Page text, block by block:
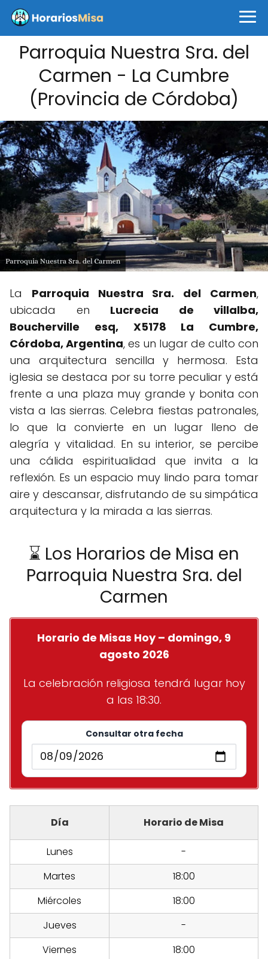
Parroquia Nuestra Sra. del
Carmen - La Cumbre
(Provincia de Córdoba)
La Parroquia Nuestra Sra. del Carmen,
ubicada en Lucrecia de villalba,
Boucherville esq, X5178 La Cumbre,
Córdoba, Argentina, es un lugar de culto con
una arquitectura sencilla y hermosa. Esta
iglesia se destaca por su torre peculiar y está
frente a una plaza muy grande y bonita con
vista a las sierras. Celebra fiestas patronales,
lo que la convierte en un lugar lleno de
alegría y vitalidad. En su interior, se percibe
una cálida espiritualidad que invita a la
reflexión. Es un espacio muy lindo para tomar
aire y descansar, disfrutando de su simpática
arquitectura y la mirada a las sierras.
⌛ Los Horarios de Misa en
Parroquia Nuestra Sra. del
Carmen
Horario de Misas Hoy – domingo, 9
agosto 2026
La celebración religiosa tendrá lugar hoy
a las 18:30.
Consultar otra fecha
Día Horario de Misa
Lunes
-
Martes
18:00
Miércoles
18:00
Jueves
-
Viernes
18:00